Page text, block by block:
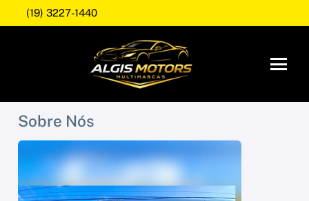
(19) 3227-1440
Sobre Nós